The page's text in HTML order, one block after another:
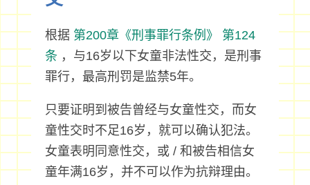
根据 第200章《刑事罪行条例》
第124
条，与16岁以下女童非法性交，是刑事
罪行，最高刑罚是监禁5年。
只要证明到被告曾经与女童性交，而女
童性交时不足16岁，就可以确认犯法。
女童表明同意性交，或 / 和被告相信女
童年满16岁，并不可以作为抗辩理由。